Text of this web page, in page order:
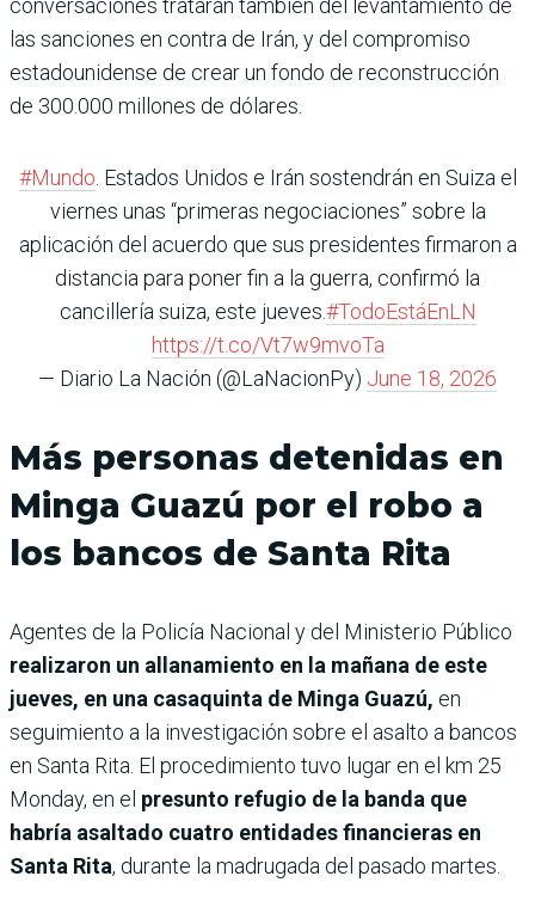
conversaciones tratarán también del levantamiento de
las sanciones en contra de Irán, y del compromiso
estadounidense de crear un fondo de reconstrucción
de 300.000 millones de dólares.
#Mundo . Estados Unidos e Irán sostendrán en Suiza el
viernes unas “primeras negociaciones” sobre la
aplicación del acuerdo que sus presidentes firmaron a
distancia para poner fin a la guerra, confirmó la
cancillería suiza, este jueves.#TodoEstáEnLN
https://t.co/Vt7w9mvoTa
— Diario La Nación (@LaNacionPy) June 18, 2026
Más personas detenidas en
Minga Guazú por el robo a
los bancos de Santa Rita
Agentes de la Policía Nacional y del Ministerio Público
realizaron un allanamiento en la mañana de este
jueves, en una casaquinta de Minga Guazú, en
seguimiento a la investigación sobre el asalto a bancos
en Santa Rita. El procedimiento tuvo lugar en el km 25
Monday, en el presunto refugio de la banda que
habría asaltado cuatro entidades financieras en
Santa Rita, durante la madrugada del pasado martes.